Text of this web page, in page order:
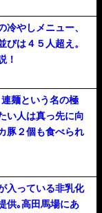
やしメニュー、
びは４５人超え。
！
麺という名の極
い人は真っ先に向
豚２個も食べられ
入っている非乳化
供｡高田馬場にあ